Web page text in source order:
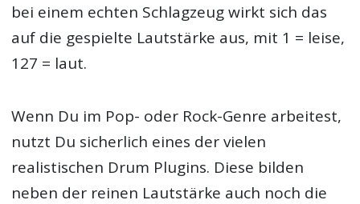
bei einem echten Schlagzeug wirkt sich das
auf die gespielte Lautstärke aus, mit 1 = leise,
127 = laut.
Wenn Du im Pop- oder Rock-Genre arbeitest,
nutzt Du sicherlich eines der vielen
realistischen Drum Plugins. Diese bilden
neben der reinen Lautstärke auch noch die